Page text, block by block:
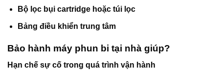
Bộ lọc bụi cartridge hoặc túi lọc
Bảng điều khiển trung tâm
Bảo hành máy phun bi tại nhà giúp?
Hạn chế sự cố trong quá trình vận hành